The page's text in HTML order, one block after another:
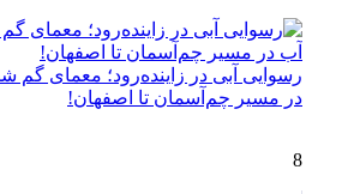
در مسیر چم‌آسمان تا اصفهان!
8